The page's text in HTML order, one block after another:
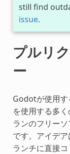
still find
issue.
プルリ
ー
Godotが使用す
を使用する多
ランのフリー
です。アイデ
ランチに直接